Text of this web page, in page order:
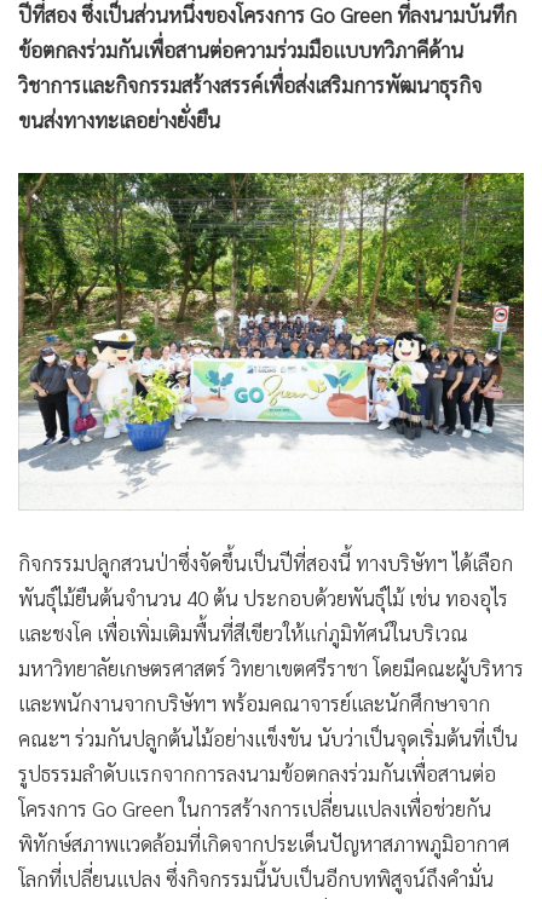
• กองทุนรวม
• Celeb Online
• Factcheck
• ญี่ปุ่น
• News1
• Gotomanager
ปีที่สอง ซึ่งเป็นส่วนหนึ่งของโครงการ Go Green ที่ลงนามบันทึก
ข้อตกลงร่วมกันเพื่อสานต่อความร่วมมือแบบทวิภาคีด้าน
วิชาการและกิจกรรมสร้างสรรค์เพื่อส่งเสริมการพัฒนาธุรกิจ
ขนส่งทางทะเลอย่างยั่งยืน
กิจกรรมปลูกสวนป่าซึ่งจัดขึ้นเป็นปีที่สองนี้ ทางบริษัทฯ ได้เลือก
พันธุ์ไม้ยืนต้นจำนวน 40 ต้น ประกอบด้วยพันธุ์ไม้ เช่น ทองอุไร
และชงโค เพื่อเพิ่มเติมพื้นที่สีเขียวให้แก่ภูมิทัศน์ในบริเวณ
มหาวิทยาลัยเกษตรศาสตร์ วิทยาเขตศรีราชา โดยมีคณะผู้บริหาร
และพนักงานจากบริษัทฯ พร้อมคณาจารย์และนักศึกษาจาก
คณะฯ ร่วมกันปลูกต้นไม้อย่างแข็งขัน นับว่าเป็นจุดเริ่มต้นที่เป็น
รูปธรรมลำดับแรกจากการลงนามข้อตกลงร่วมกันเพื่อสานต่อ
โครงการ Go Green ในการสร้างการเปลี่ยนแปลงเพื่อช่วยกัน
พิทักษ์สภาพแวดล้อมที่เกิดจากประเด็นปัญหาสภาพภูมิอากาศ
โลกที่เปลี่ยนแปลง ซึ่งกิจกรรมนี้นับเป็นอีกบทพิสูจน์ถึงคำมั่น